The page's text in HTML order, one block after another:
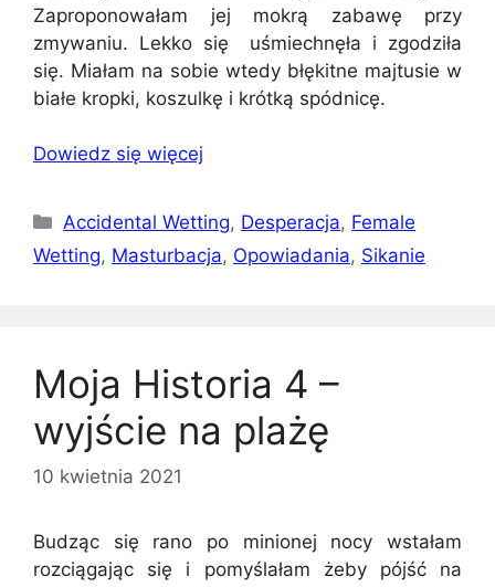
Zaproponowałam jej mokrą zabawę przy
zmywaniu. Lekko się uśmiechnęła i zgodziła
się. Miałam na sobie wtedy błękitne majtusie w
białe kropki, koszulkę i krótką spódnicę.
Dowiedz się więcej
Kategorie
Accidental Wetting, Desperacja, Female
Wetting, Masturbacja, Opowiadania, Sikanie
Moja Historia 4 –
wyjście na plażę
10 kwietnia 2021
Budząc się rano po minionej nocy wstałam
rozciągając się i pomyślałam żeby pójść na